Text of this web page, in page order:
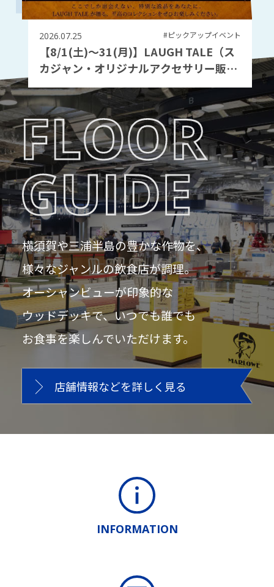
2026.07.25 #ピックアップイベント
【8/1(土)～31(月)】LAUGH TALE（ス
カジャン・オリジナルアクセサリー販
売）
横須賀や三浦半島の豊かな作物を、
様々なジャンルの飲食店が調理。
オーシャンビューが印象的な
ウッドデッキで、いつでも誰でも
お食事を楽しんでいただけます。
店舗情報などを詳しく見る
INFORMATION